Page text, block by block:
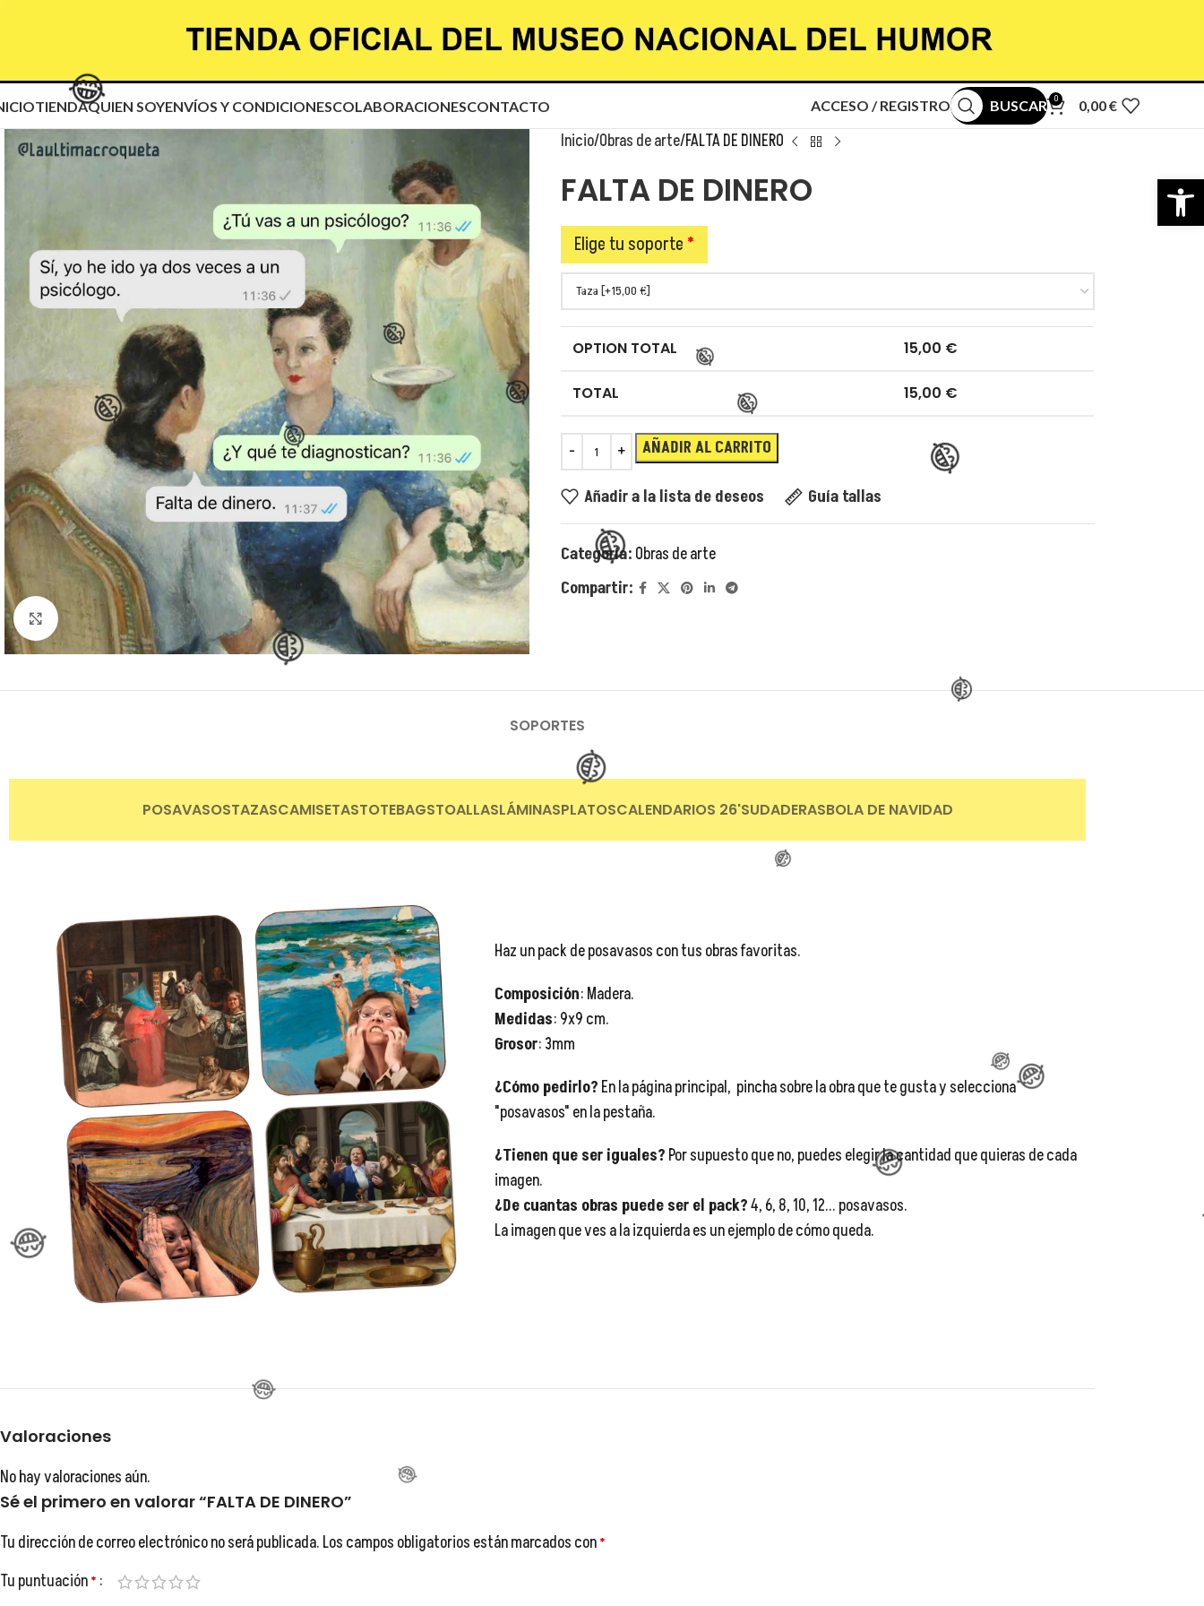
Abrir
TIENDAQUIEN SOYENVÍOS Y CONDICIONESCOLABORACIONESCONTACTO ACCESO / REGISTRO BUSCAR 0 0,00€
Clic para ampliar
Inicio Obras de arte FALTA DE DINERO
FALTA DE DINERO
Elige tu soporte *
OPTION TOTAL 15,00 €
TOTAL 15,00 €
AÑADIR AL CARRITO
Añadir a la lista de deseos Guía tallas
Categoría: Obras de arte
Compartir:
SOPORTES
POSAVASOSTAZASCAMISETASTOTEBAGSTOALLASLÁMINASPLATOSCALENDARIOS 26'SUDADERASBOLA DE NAVIDAD
Haz un pack de posavasos con tus obras favoritas.
Composición: Madera.
Medidas: 9x9 cm.
Grosor: 3mm
¿Cómo pedirlo? En la página principal, pincha sobre la obra que te gusta y selecciona
"posavasos" en la pestaña.
¿Tienen que ser iguales? Por supuesto que no, puedes elegir la cantidad que quieras de cada
imagen.
¿De cuantas obras puede ser el pack?4, 6, 8, 10, 12... posavasos.
La imagen que ves a la izquierda es un ejemplo de cómo queda.
Valoraciones
No hay valoraciones aún.
Sé el primero en valorar “FALTA DE DINERO”
Tu dirección de correo electrónico no será publicada. Los campos obligatorios están marcados con*
Tu puntuación*
😂 😂
😂
😂
😂
😂
😂